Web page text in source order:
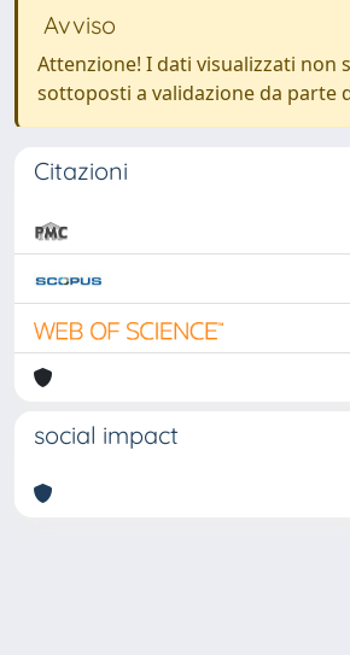
Avviso
Attenzione! I dati visualizzati non
sottoposti a validazione da parte
Citazioni
social impact